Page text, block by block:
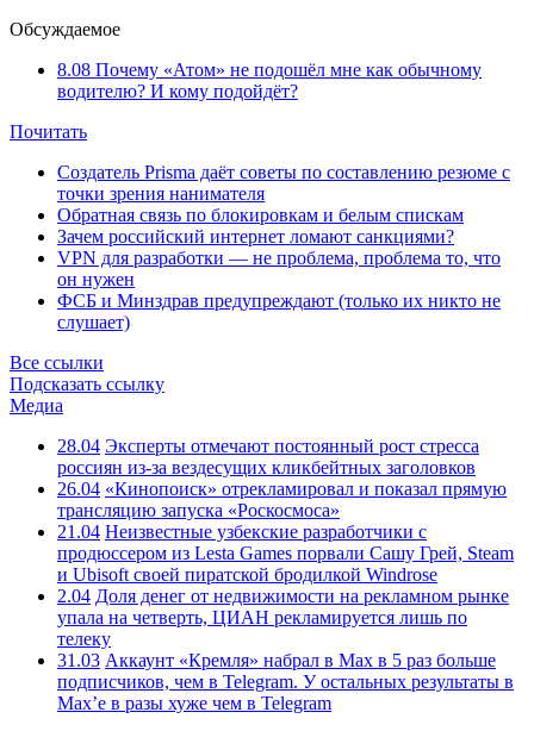
Обсуждаемое
8.08 Почему «Атом» не подошёл мне как обычному
водителю? И кому подойдёт?
Почитать
Создатель Prisma даёт советы по составлению резюме с
точки зрения нанимателя
Обратная связь по блокировкам и белым спискам
Зачем российский интернет ломают санкциями?
VPN для разработки — не проблема, проблема то, что
он нужен
ФСБ и Минздрав предупреждают (только их никто не
слушает)
Все ссылки
Подсказать ссылку
Медиа
28.04 Эксперты отмечают постоянный рост стресса
россиян из-за вездесущих кликбейтных заголовков
26.04 «Кинопоиск» отрекламировал и показал прямую
трансляцию запуска «Роскосмоса»
21.04 Неизвестные узбекские разработчики с
продюссером из Lesta Games порвали Сашу Грей, Steam
и Ubisoft своей пиратской бродилкой Windrose
2.04 Доля денег от недвижимости на рекламном рынке
упала на четверть, ЦИАН рекламируется лишь по
телеку
31.03 Аккаунт «Кремля» набрал в Max в 5 раз больше
подписчиков, чем в Telegram. У остальных результаты в
Max’е в разы хуже чем в Telegram